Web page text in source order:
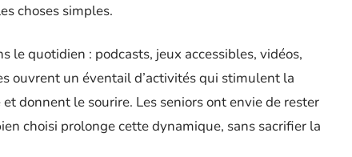
choses simples.
le quotidien : podcasts, jeux accessibles, vidéos,
ouvrent un éventail d’activités qui stimulent la
donnent le sourire. Les seniors ont envie de rester
choisi prolonge cette dynamique, sans sacrifier la